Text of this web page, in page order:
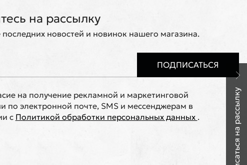
на рассылку
последних новостей и новинок нашего магазина.
ПОДПИСАТЬСЯ
на получение рекламной и маркетинговой
по электронной почте, SMS и мессенджерам в
с Политикой обработки персональных данных . Подписаться на рассылку